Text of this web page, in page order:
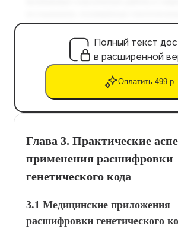
Полный текст
в расширенной
Оплатить 499 р.
Глава 3. Практические
применения расшифровки
генетического кода
3.1 Медицинские приложения
расшифровки генетического